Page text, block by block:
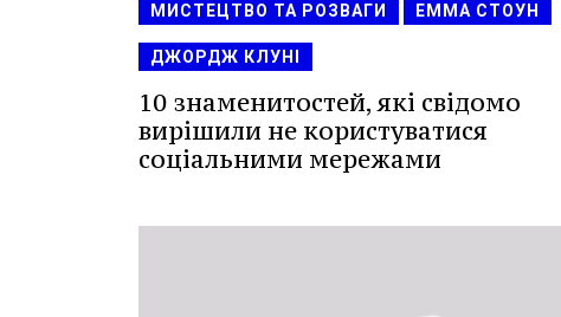
МИСТЕЦТВО ТА РОЗВАГИ ЕММА СТОУН
ДЖОРДЖ КЛУНІ
10 знаменитостей, які свідомо
вирішили не користуватися
соціальними мережами